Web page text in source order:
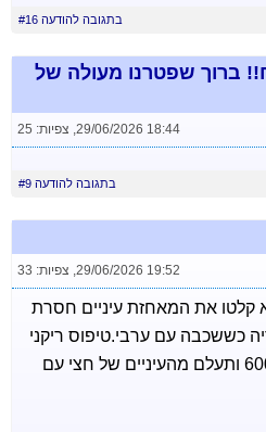
בתגובה להודעה #16
ברוך שפטרנו מעולה של
29/06/2026 18:44
, צפיות: 25
בתגובה להודעה #9
29/06/2026 19:52
, צפיות: 33
קלטו את המאחזת עיניים חסרת
כששכבה עם ערבי.טיפוס ריקני
ומלא רוע.שתיקח את ה600.000 ותעלם מהעיניים של חצי עם